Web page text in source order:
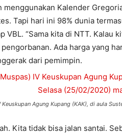
menggunakan Kalender
Tapi hari ini 98% dunia
VBL. “Sama kita di NTT. Kalau
Ada harga yang
dari pemimpin.
Agung Kupang (KAK), di aula
Kita tidak bisa jalan santai.